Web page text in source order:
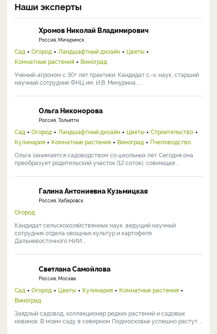
Наши эксперты
Хромов Николай Владимирович
Россия, Мичуринск
Сад Огород Ландшафтный дизайн
Цветы
Комнатные растения
Виноград
Ученый-агроном с 30+ лет практики. Кандидат с.-х. наук, старший
научный сотрудник ФНЦ им. И.В. Мичурина, ...
Ольга Никонорова
Россия, Тольятти
Сад Огород Ландшафтный дизайн Цветы
Строительство
Кулинария
Комнатные растения Виноград
Пчеловодство
Ольга занимается садоводством со школьных лет. Сегодня она
преобразует родительский участок (12 соток), совмещая ...
Галина Антониевна Кузьмицкая
Россия, Хабаровск
Огород
Кандидат сельскохозяйственных наук, ведущий научный
сотрудник отдела овощных культур и картофеля
Дальневосточного НИИ ...
Светлана Самойлова
Россия, Москва
Сад Огород Цветы Кулинария
Комнатные растения
Виноград
Заядлый садовод, коллекционер редких растений и садовых
новинок. В моем саду в северном Подмосковье успешно растут ...